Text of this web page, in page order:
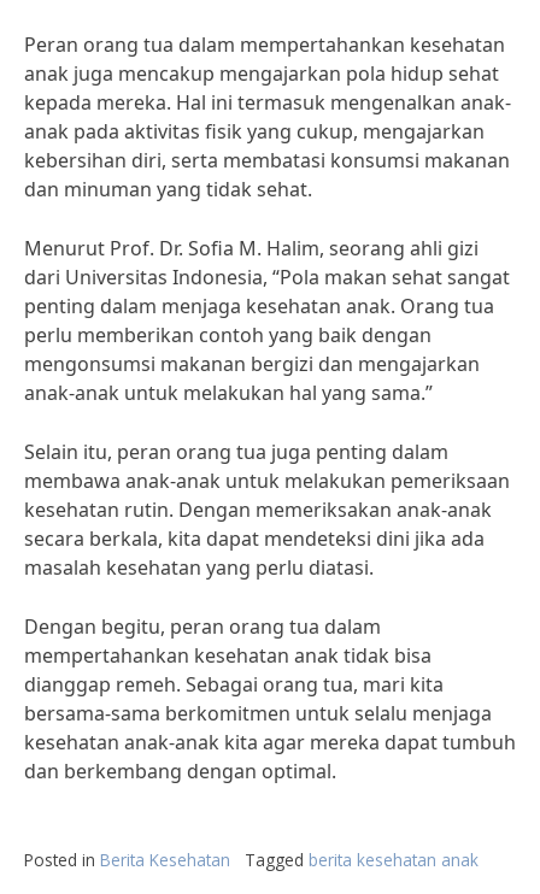
Peran orang tua dalam mempertahankan kesehatan
anak juga mencakup mengajarkan pola hidup sehat
kepada mereka. Hal ini termasuk mengenalkan anak-
anak pada aktivitas fisik yang cukup, mengajarkan
kebersihan diri, serta membatasi konsumsi makanan
dan minuman yang tidak sehat.
Menurut Prof. Dr. Sofia M. Halim, seorang ahli gizi
dari Universitas Indonesia, “Pola makan sehat sangat
penting dalam menjaga kesehatan anak. Orang tua
perlu memberikan contoh yang baik dengan
mengonsumsi makanan bergizi dan mengajarkan
anak-anak untuk melakukan hal yang sama.”
Selain itu, peran orang tua juga penting dalam
membawa anak-anak untuk melakukan pemeriksaan
kesehatan rutin. Dengan memeriksakan anak-anak
secara berkala, kita dapat mendeteksi dini jika ada
masalah kesehatan yang perlu diatasi.
Dengan begitu, peran orang tua dalam
mempertahankan kesehatan anak tidak bisa
dianggap remeh. Sebagai orang tua, mari kita
bersama-sama berkomitmen untuk selalu menjaga
kesehatan anak-anak kita agar mereka dapat tumbuh
dan berkembang dengan optimal.
Posted in Berita Kesehatan Tagged berita kesehatan anak